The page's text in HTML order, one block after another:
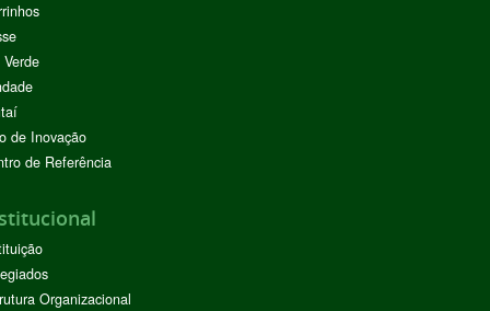
de Inovação
de Referência
Organizacional